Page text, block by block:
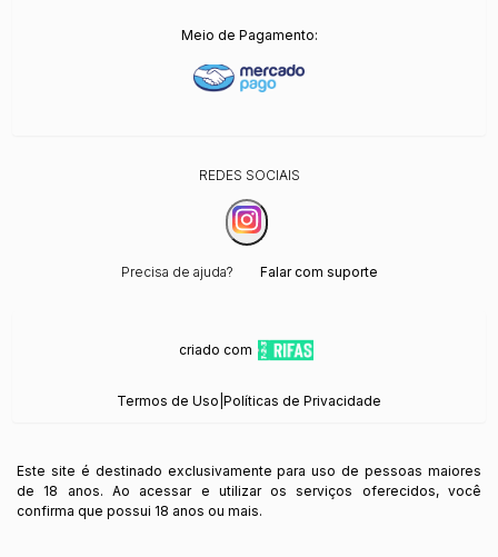
Meio de Pagamento:
REDES SOCIAIS
Precisa de ajuda? Falar com suporte
criado com
Termos de Uso Políticas de Privacidade
Este site é destinado exclusivamente para uso de pessoas maiores
de 18 anos. Ao acessar e utilizar os serviços oferecidos, você
confirma que possui 18 anos ou mais.